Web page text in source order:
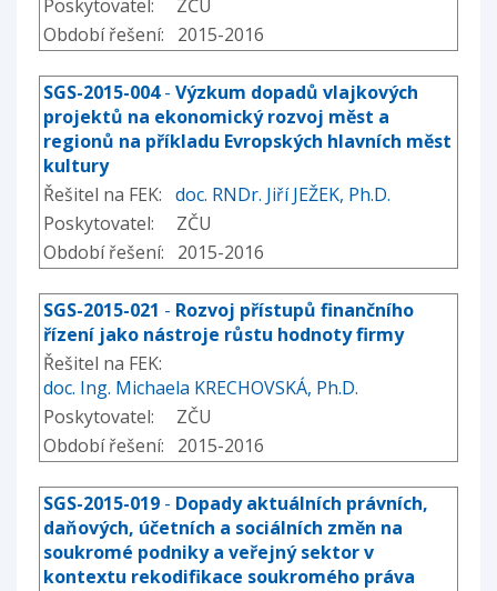
Poskytovatel: ZČU
Období řešení: 2015-2016
SGS-2015-004- Výzkum dopadů vlajkových
projektů na ekonomický rozvoj měst a
regionů na příkladu Evropských hlavních měst
kultury
Řešitel na FEK: doc. RNDr. Jiří JEŽEK, Ph.D.
Poskytovatel: ZČU
Období řešení: 2015-2016
SGS-2015-021 - Rozvoj přístupů finančního
řízení jako nástroje růstu hodnoty firmy
Řešitel na FEK:
doc. Ing. Michaela KRECHOVSKÁ, Ph.D.
Poskytovatel: ZČU
Období řešení: 2015-2016
SGS-2015-019 - Dopady aktuálních právních,
daňových, účetních a sociálních změn na
soukromé podniky a veřejný sektor v
kontextu rekodifikace soukromého práva